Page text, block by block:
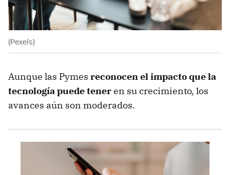
(Pexels)
Aunque las Pymes reconocen el impacto que la
tecnología puede teneren su crecimiento, los
avances aún son moderados.